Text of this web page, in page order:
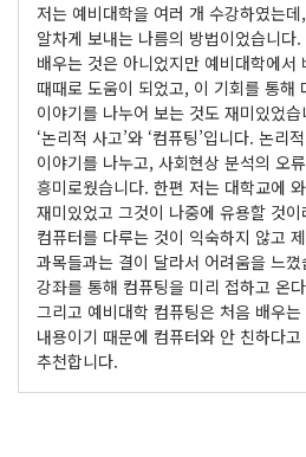
저는 예비대학을 여러 개 수강하였는
알차게 보내는 나름의 방법이었습니다
배우는 것은 아니었지만 예비대학에
때때로 도움이 되었고, 이 기회를 통해
이야기를 나누어 보는 것도 재미있었
‘논리적 사고’와 ‘컴퓨팅’입니다. 논리
이야기를 나누고, 사회현상 분석의 오
흥미로웠습니다. 한편 저는 대학교에
재미있었고 그것이 나중에 유용할 것
컴퓨터를 다루는 것이 익숙하지 않고
과목들과는 결이 달라서 어려움을 느
강좌를 통해 컴퓨팅을 미리 접하고 온
그리고 예비대학 컴퓨팅은 처음 배우
내용이기 때문에 컴퓨터와 안 친하다
추천합니다.